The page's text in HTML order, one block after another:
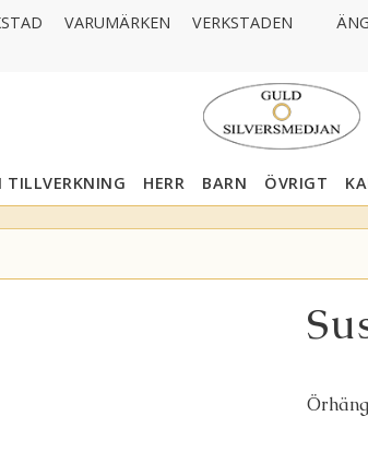
VARUMÄRKEN VERKSTADEN
TILLVERKNING HERR BARN ÖVRIGT